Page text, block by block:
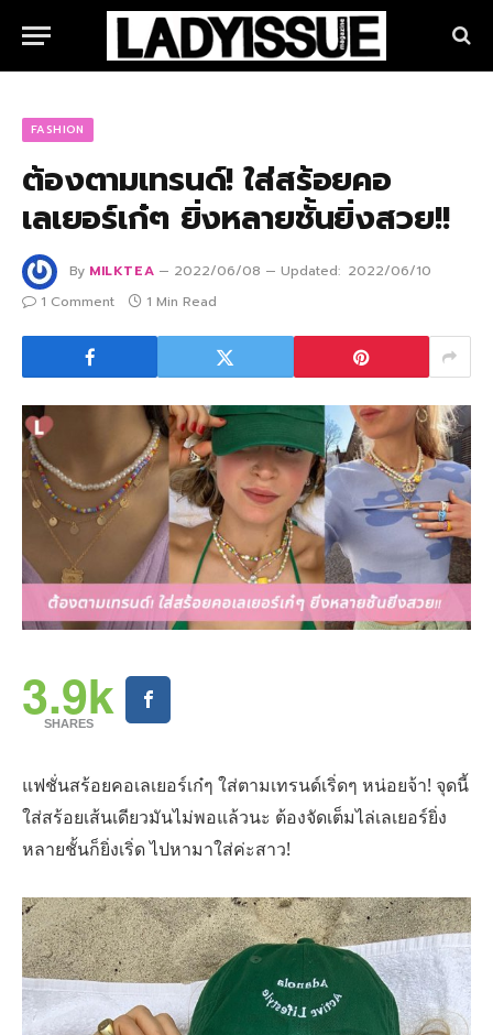
FASHION
ต้องตามเทรนด์! ใส่สร้อยคอ
เลเยอร์เก๋ๆ ยิ่งหลายชั้นยิ่งสวย!!
By MILKTEA 2022/06/08 Updated: 2022/06/10
1 Comment
1 Min Read
3.9k
SHARES
แฟชั่นสร้อยคอเลเยอร์เก๋ๆ ใส่ตามเทรนด์เริ่ดๆ หน่อยจ้า! จุดนี้
ใส่สร้อยเส้นเดียวมันไม่พอแล้วนะ ต้องจัดเต็มไล่เลเยอร์ยิ่ง
หลายชั้นก็ยิ่งเริ่ด ไปหามาใส่ค่ะสาว!